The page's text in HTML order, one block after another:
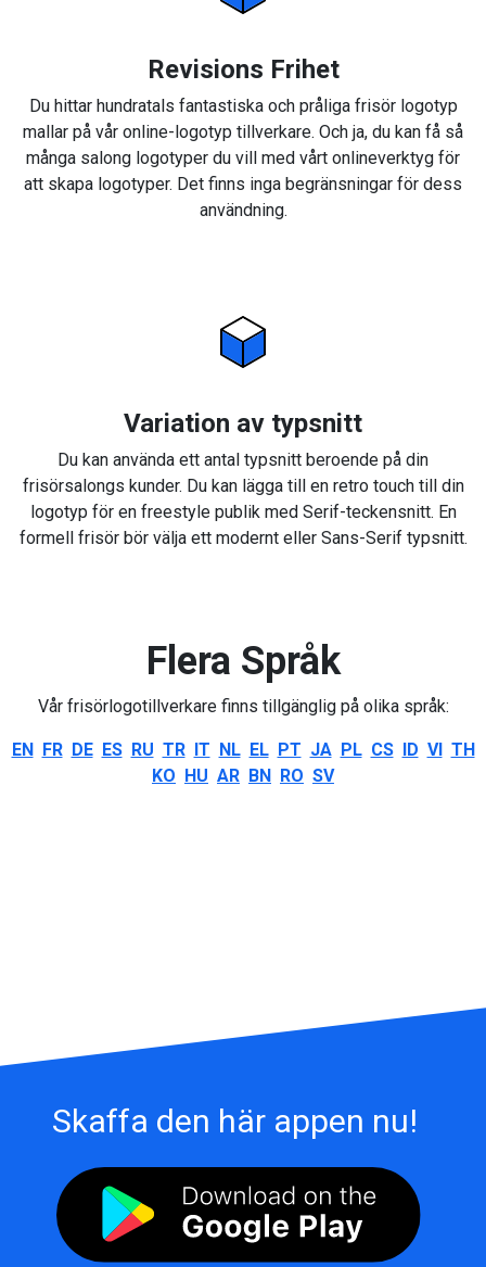
Revisions Frihet
Du hittar hundratals fantastiska och pråliga frisör logotyp
mallar på vår online-logotyp tillverkare. Och ja, du kan få så
många salong logotyper du vill med vårt onlineverktyg för
att skapa logotyper. Det finns inga begränsningar för dess
användning.
Variation av typsnitt
Du kan använda ett antal typsnitt beroende på din
frisörsalongs kunder. Du kan lägga till en retro touch till din
logotyp för en freestyle publik med Serif-teckensnitt. En
formell frisör bör välja ett modernt eller Sans-Serif typsnitt.
Flera Språk
Vår frisörlogotillverkare finns tillgänglig på olika språk:
EN FR DE ES RU TR IT NL EL PT JA PL CS ID VI TH
KO HU AR BN RO SV
Skaffa den här appen nu!